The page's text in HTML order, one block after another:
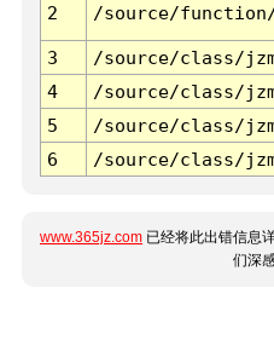
2 /source/
3 /source/class/
4
/source/class/
5
/source/class/
6
/source/class/
www.365jz.com 已经将此出错信息
们深